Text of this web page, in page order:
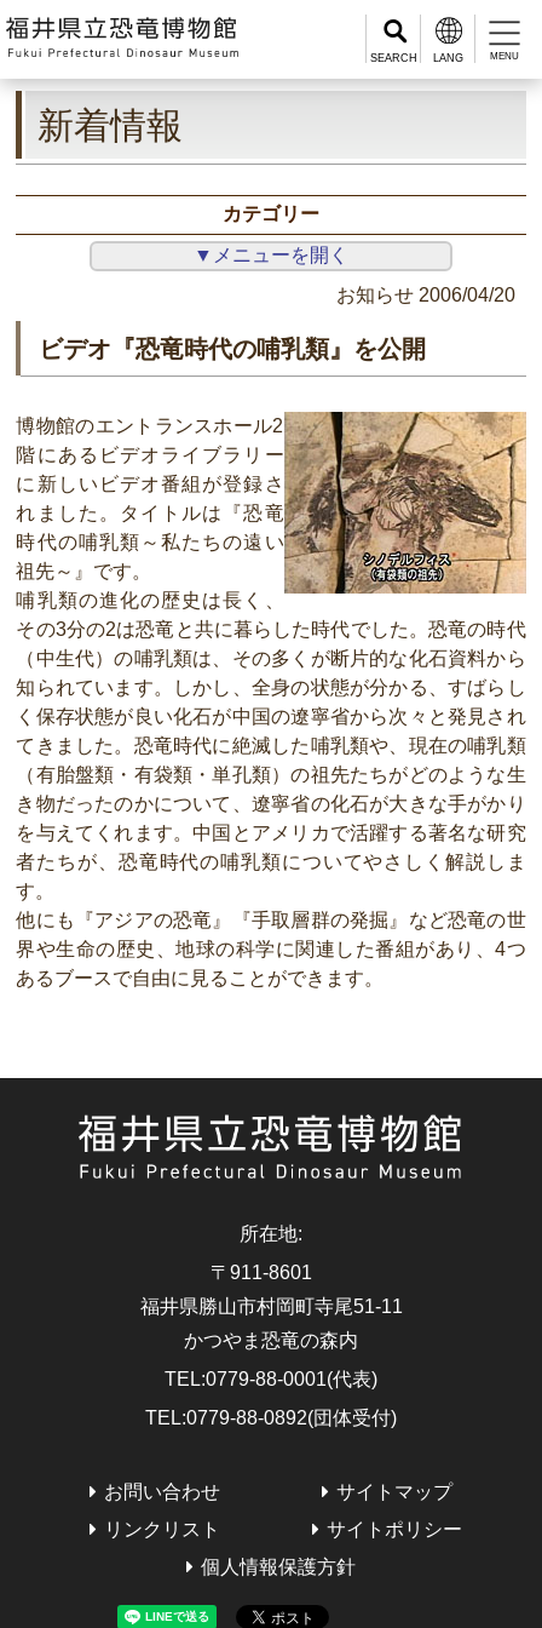
MENU
新着情報
カテゴリー
▼メニューを開く
お知らせ2006/04/20
ビデオ『恐竜時代の哺乳類』を公開
博物館のエントランスホール2
階にあるビデオライブラリー
に新しいビデオ番組が登録さ
れました。タイトルは『恐竜
時代の哺乳類～私たちの遠い
祖先～』です。
哺乳類の進化の歴史は長く、
その3分の2は恐竜と共に暮らした時代でした。恐竜の時代
（中生代）の哺乳類は、その多くが断片的な化石資料から
知られています。しかし、全身の状態が分かる、すばらし
く保存状態が良い化石が中国の遼寧省から次々と発見され
てきました。恐竜時代に絶滅した哺乳類や、現在の哺乳類
（有胎盤類・有袋類・単孔類）の祖先たちがどのような生
き物だったのかについて、遼寧省の化石が大きな手がかり
を与えてくれます。中国とアメリカで活躍する著名な研究
者たちが、恐竜時代の哺乳類についてやさしく解説しま
す。
他にも『アジアの恐竜』『手取層群の発掘』など恐竜の世
界や生命の歴史、地球の科学に関連した番組があり、4つ
あるブースで自由に見ることができます。
所在地:
〒911-8601
福井県勝山市村岡町寺尾51-11
かつやま恐竜の森内
TEL:0779-88-0001(代表)
TEL:0779-88-0892(団体受付)
お問い合わせ
サイトマップ
リンクリスト
サイトポリシー
個人情報保護方針